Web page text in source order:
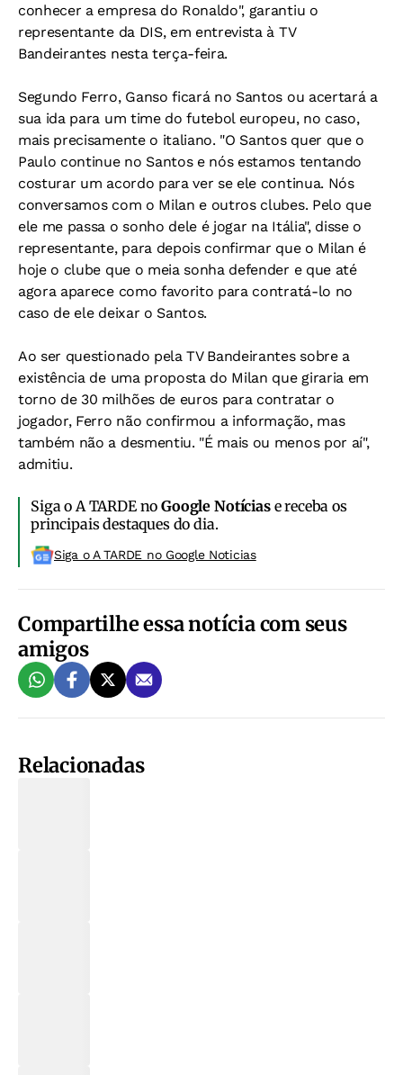
conhecer a empresa do Ronaldo", garantiu o
representante da DIS, em entrevista à TV
Bandeirantes nesta terça-feira.
Segundo Ferro, Ganso ficará no Santos ou acertará a
sua ida para um time do futebol europeu, no caso,
mais precisamente o italiano. "O Santos quer que o
Paulo continue no Santos e nós estamos tentando
costurar um acordo para ver se ele continua. Nós
conversamos com o Milan e outros clubes. Pelo que
ele me passa o sonho dele é jogar na Itália", disse o
representante, para depois confirmar que o Milan é
hoje o clube que o meia sonha defender e que até
agora aparece como favorito para contratá-lo no
caso de ele deixar o Santos.
Ao ser questionado pela TV Bandeirantes sobre a
existência de uma proposta do Milan que giraria em
torno de 30 milhões de euros para contratar o
jogador, Ferro não confirmou a informação, mas
também não a desmentiu. "É mais ou menos por aí",
admitiu.
Siga o A TARDE noGoogle Notíciase receba os
principais destaques do dia.
Siga o A TARDE no Google Noticias
Compartilhe essa notícia com seus
amigos
Relacionadas